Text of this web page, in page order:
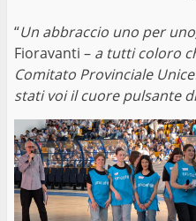
“Un abbraccio uno per
Fioravanti – a tutti coloro
Comitato Provinciale
stati voi il cuore pulsante